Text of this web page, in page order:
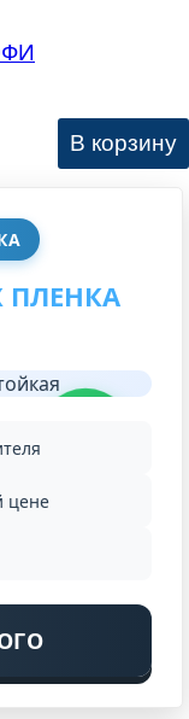
цене
В корзину